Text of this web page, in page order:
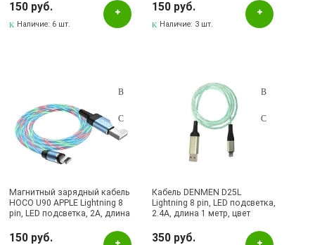
по 150
150 руб.
Наличие: 6 шт.
Последняя цена
150 руб.
Наличие: 3 шт.
Магнитный зарядный кабель
HOCO U90 APPLE Lightning 8
pin, LED подсветка, 2A, длина
150
150 руб.
Кабель DENMEN D25L
Lightning 8 pin, LED подсветка,
2.4A, длина 1 метр, цвет
350 руб.